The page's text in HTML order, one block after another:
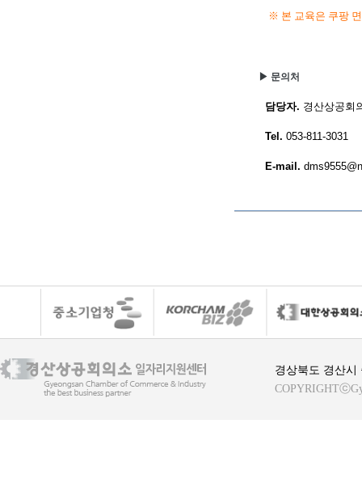
※ 본 교육은 쿠팡
▶ 문의처
담당자. 경산상공회
Tel. 053-811-3031
E-mail.
경상북도 경산시